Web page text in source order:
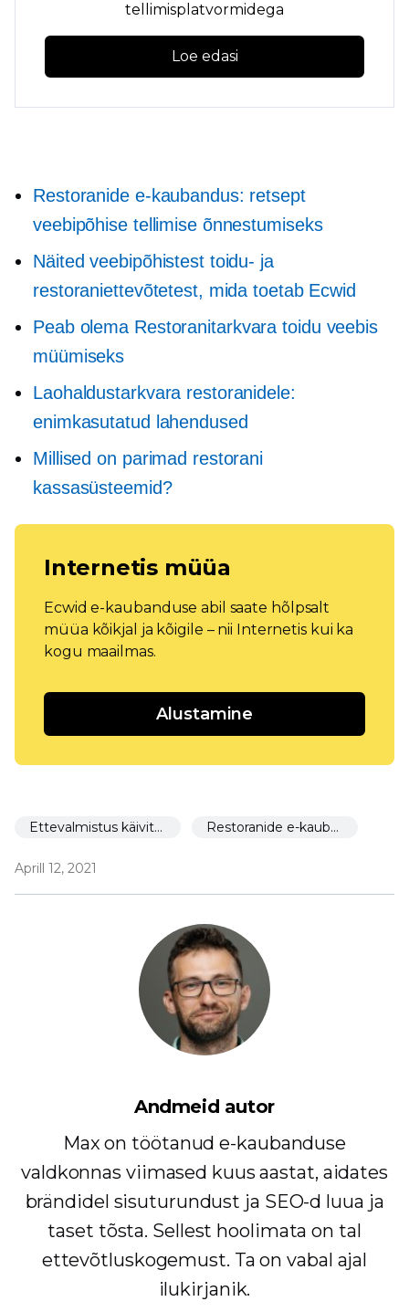
tellimisplatvormidega
Loe edasi
Restoranide e-kaubandus: retsept
veebipõhise tellimise õnnestumiseks
Näited veebipõhistest toidu- ja
restoraniettevõtetest, mida toetab Ecwid
Peab olema Restoranitarkvara toidu veebis
müümiseks
Laohaldustarkvara restoranidele:
enimkasutatud lahendused
Millised on parimad restorani
kassasüsteemid?
Internetis müüa
Ecwid e-kaubanduse abil saate hõlpsalt
müüa kõikjal ja kõigile – nii Internetis kui ka
kogu maailmas.
Alustamine
Ettevalmistus käivitamiseks Restoranide e-kaubandus
Aprill 12, 2021
Andmeid autor
Max on töötanud e-kaubanduse
valdkonnas viimased kuus aastat, aidates
brändidel sisuturundust ja SEO-d luua ja
taset tõsta. Sellest hoolimata on tal
ettevõtluskogemust. Ta on vabal ajal
ilukirjanik.